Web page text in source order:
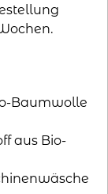
Baumwolle
aus Bio-